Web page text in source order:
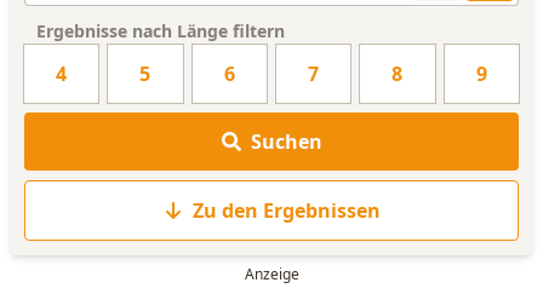
WORTLISTE
Ergebnisse nach Länge filtern
4 5 6 7 8 9
Suchen
Zu den Ergebnissen